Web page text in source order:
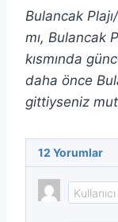
Bulancak
mı, Bulancak
kısmında
daha önce
gittiyseniz
12 Yorumlar